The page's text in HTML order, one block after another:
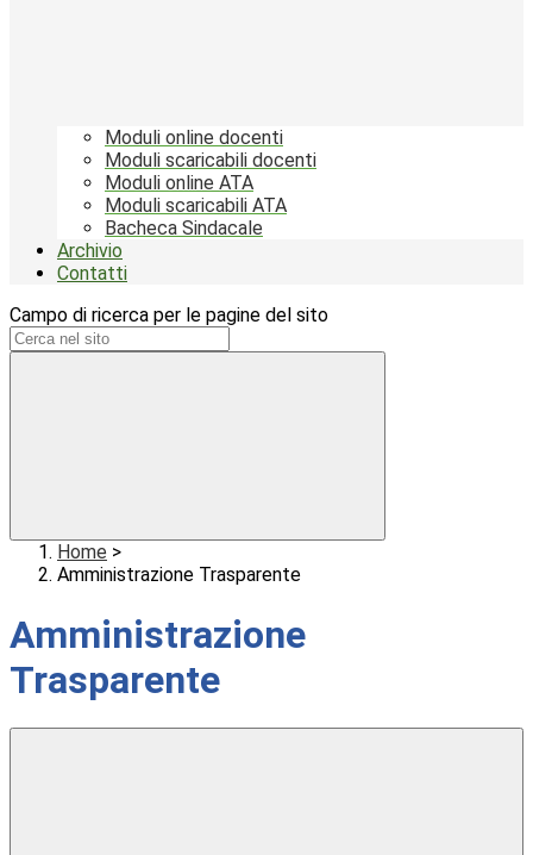
Moduli online docenti
Moduli scaricabili docenti
Moduli online ATA
Moduli scaricabili ATA
Bacheca Sindacale
Archivio
Contatti
Campo di ricerca per le pagine del sito
Home >
Amministrazione Trasparente
Amministrazione
Trasparente